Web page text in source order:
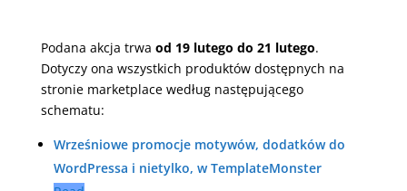
Podana akcja trwa od 19 lutego do 21 lutego.
Dotyczy ona wszystkich produktów dostępnych na
stronie marketplace według następującego
schematu:
Wrześniowe promocje motywów, dodatków do
WordPressa i nietylko, w TemplateMonster